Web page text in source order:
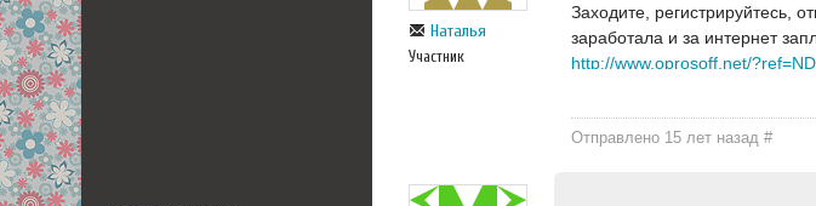
Наталья
Участник
Заходите, регистрируйтесь,
заработала и за интернет
http://www.oprosoff.net/
Отправлено 15 лет назад#